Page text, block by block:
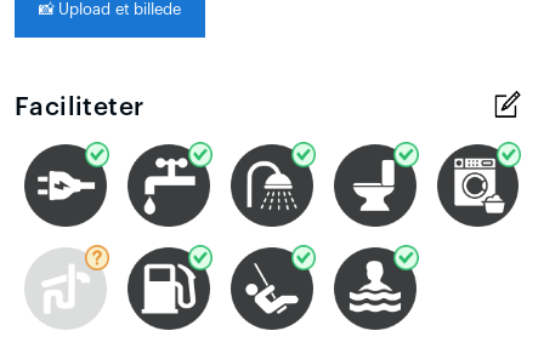
📸 Upload et billede
Faciliteter